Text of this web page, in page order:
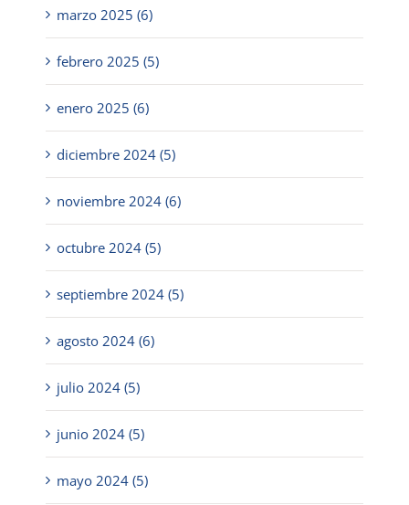
marzo 2025 (6)
febrero 2025 (5)
enero 2025 (6)
diciembre 2024 (5)
noviembre 2024 (6)
octubre 2024 (5)
septiembre 2024 (5)
agosto 2024 (6)
julio 2024 (5)
junio 2024 (5)
mayo 2024 (5)